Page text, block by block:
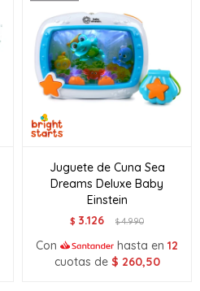
Juguete de Cuna Sea
Dreams Deluxe Baby
Einstein
$ 3.126 $4.990
Con hasta en 12
cuotas de $ 260,50